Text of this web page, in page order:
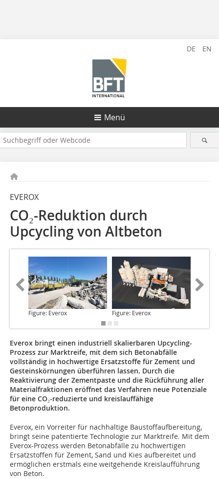
DE EN
Menü
EVEROX
CO₂-Reduktion durch
Upcycling von Altbeton
Figure: Everox Figure: Everox
Everox bringt einen industriell skalierbaren Upcycling-
Prozess zur Marktreife, mit dem sich Betonabfälle
vollständig in hochwertige Ersatzstoffe für Zement und
Gesteinskörnungen überführen lassen. Durch die
Reaktivierung der Zementpaste und die Rückführung aller
Materialfraktionen eröffnet das Verfahren neue Potenziale
für eine CO₂-reduzierte und kreislauffähige
Betonproduktion.
Everox, ein Vorreiter für nachhaltige Baustoffaufbereitung,
bringt seine patentierte Technologie zur Marktreife. Mit dem
Everox-Prozess werden Betonabfälle zu hochwertigen
Ersatzstoffen für Zement, Sand und Kies aufbereitet und
ermöglichen erstmals eine weitgehende Kreislaufführung
von Beton.